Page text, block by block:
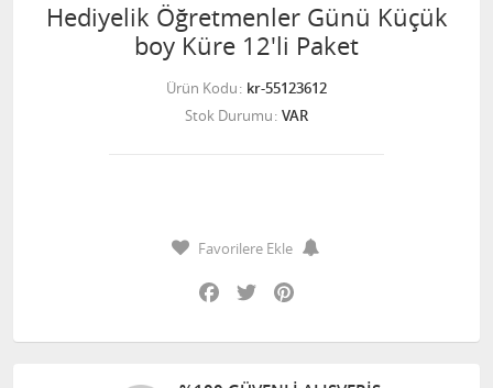
Hediyelik Öğretmenler Günü Küçük
boy Küre 12'li Paket
Ürün Kodu kr-55123612
Stok Durumu VAR
Favorilere Ekle
Facebook
Twitter